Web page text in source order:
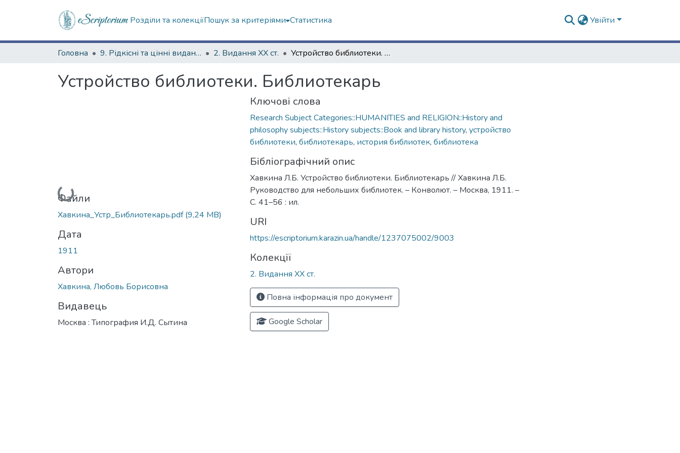
Розділи та колекціїПошук за критеріями Статистика Увійти
Головна 9. Рідкісні та цінні видання 2. Видання ХХ ст. Устройство библиотеки. Библиотекарь
Устройство библиотеки. Библиотекарь
Вантажиться...
Файли
Хавкина_Устр_Библиотекарь.pdf(9,24 MB)
Дата
1911
Автори
Хавкина, Любовь Борисовна
Видавець
Москва : Типография И.Д. Сытина
Ключові слова
Research Subject Categories::HUMANITIES and RELIGION::History and
philosophy subjects::History subjects::Book and library history, устройство
библиотеки, библиотекарь, история библиотек, библиотека
Бібліографічний опис
Хавкина Л.Б. Устройство библиотеки. Библиотекарь // Хавкина Л.Б.
Руководство для небольших библиотек. – Конволют. – Москва, 1911. –
С. 41–56 : ил.
URI
https://escriptorium.karazin.ua/handle/1237075002/9003
Колекції
2. Видання ХХ ст.
Повна інформація про документ
Google Scholar